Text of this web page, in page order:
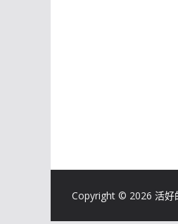
Copyright © 2026 活好